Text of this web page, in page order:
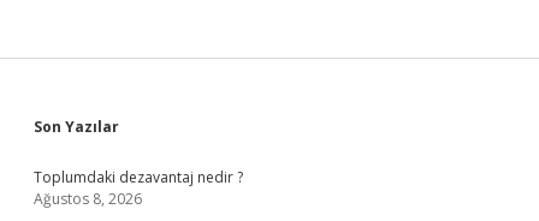
Sidebar
Son Yazılar
Toplumdaki dezavantaj nedir ?
Ağustos 8, 2026